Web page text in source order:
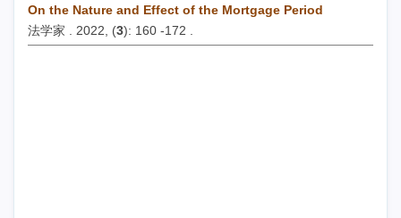
On the Nature and Effect of the Mortgage Period
法学家 . 2022, (3): 160 -172 .